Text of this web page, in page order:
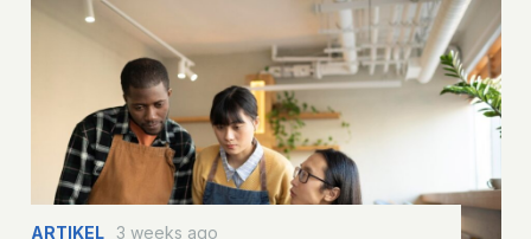
ARTIKEL 3 weeks ago